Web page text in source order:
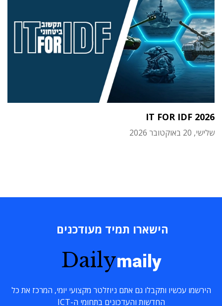
IT FOR IDF 2026
שלישי, 20 באוקטובר 2026
הישארו תמיד מעודכנים
Dailymaily
הירשמו עכשיו ותקבלו גם אתם ניוזלטר מקצועי יומי, המרכז את כל
החדשות והעדכונים בתחומי ה-ICT